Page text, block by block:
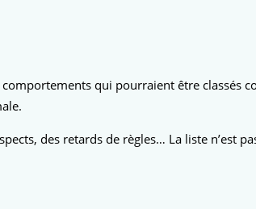
qui pourraient être classés
des retards de règles… La liste n’est